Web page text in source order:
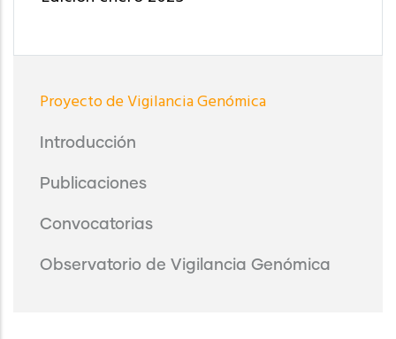
Proyecto
de
Vigilancia
Genómica
Proyecto de Vigilancia Genómica
Introducción
Publicaciones
Convocatorias
Observatorio de Vigilancia Genómica